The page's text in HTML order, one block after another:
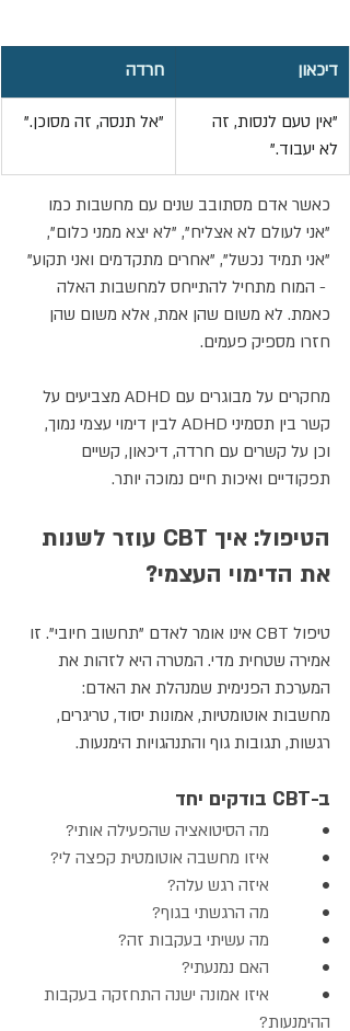
דיכאון חרדה
"אין טעם לנסות, זה
לא יעבוד."
"אל תנסה, זה מסוכן."
כאשר אדם מסתובב שנים עם מחשבות כמו
"אני לעולם לא אצליח", "לא יצא ממני כלום",
"אני תמיד נכשל", "אחרים מתקדמים ואני תקוע"
- המוח מתחיל להתייחס למחשבות האלה
כאמת. לא משום שהן אמת, אלא משום שהן
חזרו מספיק פעמים.
מחקרים על מבוגרים עם ADHD מצביעים על
קשר בין תסמיני ADHD לבין דימוי עצמי נמוך,
וכן על קשרים עם חרדה, דיכאון, קשיים
תפקודיים ואיכות חיים נמוכה יותר.
הטיפול: איך CBT עוזר לשנות
את הדימוי העצמי?
טיפול CBT אינו אומר לאדם "תחשוב חיובי". זו
אמירה שטחית מדי. המטרה היא לזהות את
המערכת הפנימית שמנהלת את האדם:
מחשבות אוטומטיות, אמונות יסוד, טריגרים,
רגשות, תגובות גוף והתנהגויות הימנעות.
ב-CBT בודקים יחד
• מה הסיטואציה שהפעילה אותי?
• איזו מחשבה אוטומטית קפצה לי?
• איזה רגש עלה?
• מה הרגשתי בגוף?
• מה עשיתי בעקבות זה?
• האם נמנעתי?
• איזו אמונה ישנה התחזקה בעקבות
ההימנעות?